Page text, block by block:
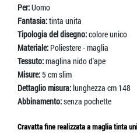
Per:Uomo
Fantasia:tinta unita
Tipologia del disegno:colore unico
Materiale: Poliestere - maglia
Tessuto:maglina nido d'ape
Misure:5 cm slim
Dettaglio misura:lunghezza cm 148
Abbinamento:senza pochette
Cravatta fine realizzata a maglia tinta